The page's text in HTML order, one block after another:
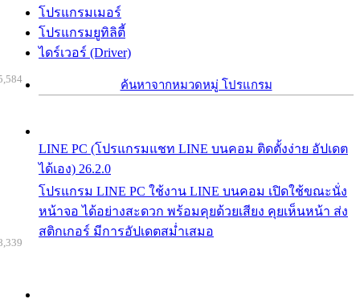
โปรแกรมเมอร์
โปรแกรมยูทิลิตี้
ไดร์เวอร์ (Driver)
ค้นหาจากหมวดหมู่ โปรแกรม
LINE PC (โปรแกรมแชท LINE บนคอม ติดตั้งง่าย อัปเดต
ได้เอง) 26.2.0
โปรแกรม LINE PC ใช้งาน LINE บนคอม เปิดใช้ขณะนั่ง
หน้าจอ ได้อย่างสะดวก พร้อมคุยด้วยเสียง คุยเห็นหน้า ส่ง
สติกเกอร์ มีการอัปเดตสม่ำเสมอ